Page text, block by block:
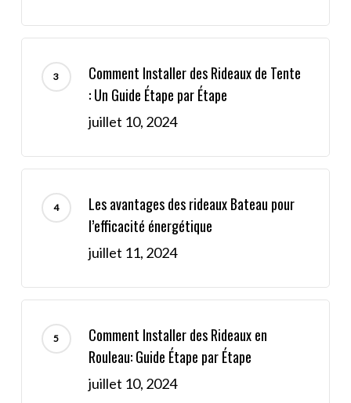
Comment Installer des Rideaux de Tente
: Un Guide Étape par Étape
juillet 10, 2024
Les avantages des rideaux Bateau pour
l’efficacité énergétique
juillet 11, 2024
Comment Installer des Rideaux en
Rouleau: Guide Étape par Étape
juillet 10, 2024